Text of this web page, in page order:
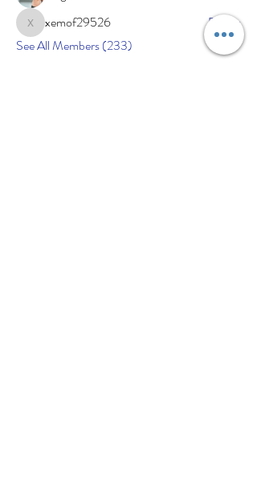
xemof29526
xemof29526
Follow
See All Members (233)